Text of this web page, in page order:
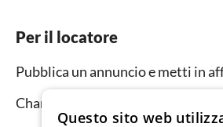
Per il locatore
Pubblica un annuncio e metti in
Channel Manager
Questo sito web